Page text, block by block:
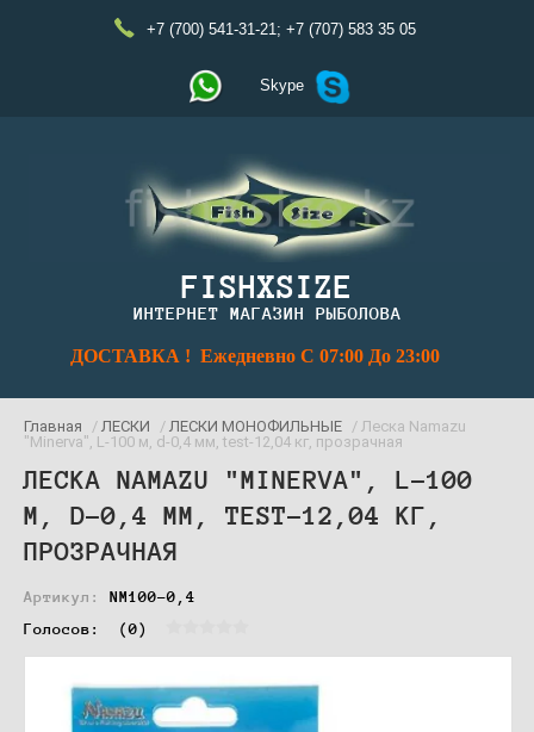
+7 (700) 541-31-21; +7 (707) 583 35 05
Skype
FISHXSIZE
ИНТЕРНЕТ МАГАЗИН РЫБОЛОВА
ДОСТАВКА ! Ежедневно С 07:00 До 23:00
Главная / ЛЕСКИ / ЛЕСКИ МОНОФИЛЬНЫЕ / Леска Namazu
"Minerva", L-100 м, d-0,4 мм, test-12,04 кг, прозрачная
ЛЕСКА NAMAZU "MINERVA", L-100
М, D-0,4 ММ, TEST-12,04 КГ,
ПРОЗРАЧНАЯ
Артикул:
NM100-0,4
Голосов: (0)